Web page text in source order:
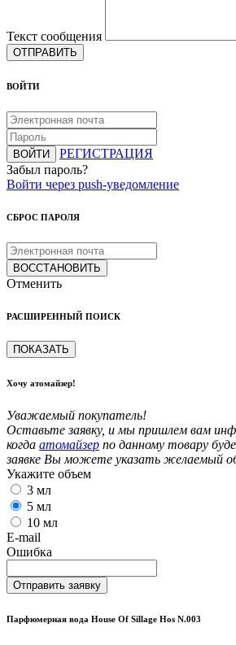
Текст сообщения
ОТПРАВИТЬ
ВОЙТИ
ВОЙТИ
РЕГИСТРАЦИЯ
Забыл пароль?
Войти через push-уведомление
СБРОС ПАРОЛЯ
ВОССТАНОВИТЬ
Отменить
РАСШИРЕННЫЙ ПОИСК
ПОКАЗАТЬ
Хочу атомайзер!
Уважаемый покупатель!
Оставьте заявку, и мы пришлем вам
когда атомайзер по данному товару
заявке Вы можете указать желаемый
Укажите объем
3 мл
5 мл
10 мл
E-mail
Ошибка
Отправить заявку
Парфюмерная вода House Of Sillage Hos N.003